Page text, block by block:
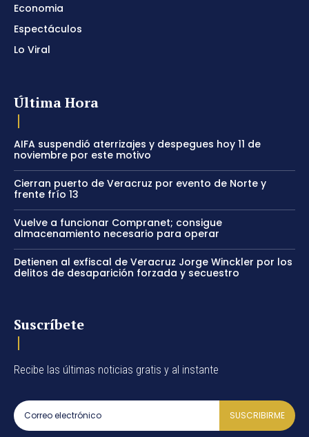
Economia
Espectáculos
Lo Viral
Última Hora
AIFA suspendió aterrizajes y despegues hoy 11 de
noviembre por este motivo
Cierran puerto de Veracruz por evento de Norte y
frente frío 13
Vuelve a funcionar Compranet; consigue
almacenamiento necesario para operar
Detienen al exfiscal de Veracruz Jorge Winckler por los
delitos de desaparición forzada y secuestro
Suscríbete
Recibe las últimas noticias gratis y al instante
SUSCRIBIRME